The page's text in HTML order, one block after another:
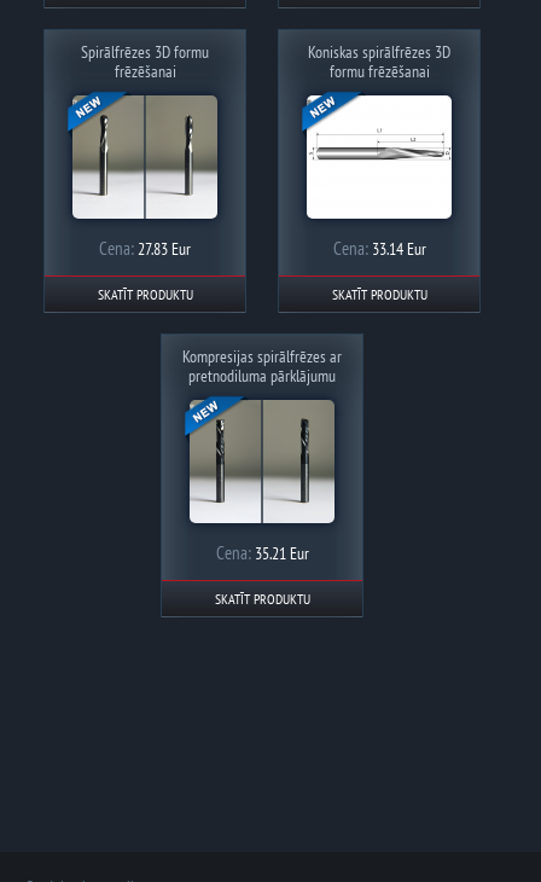
Spirālfrēzes 3D formu
frēzēšanai
Cena: 27.83 Eur
SKATĪT PRODUKTU
Koniskas spirālfrēzes 3D
formu frēzēšanai
Cena: 33.14 Eur
SKATĪT PRODUKTU
Kompresijas spirālfrēzes ar
pretnodiluma pārklājumu
Cena: 35.21 Eur
SKATĪT PRODUKTU